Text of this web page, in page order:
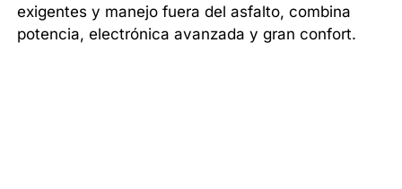
exigentes y manejo fuera del asfalto, combina
potencia, electrónica avanzada y gran confort.